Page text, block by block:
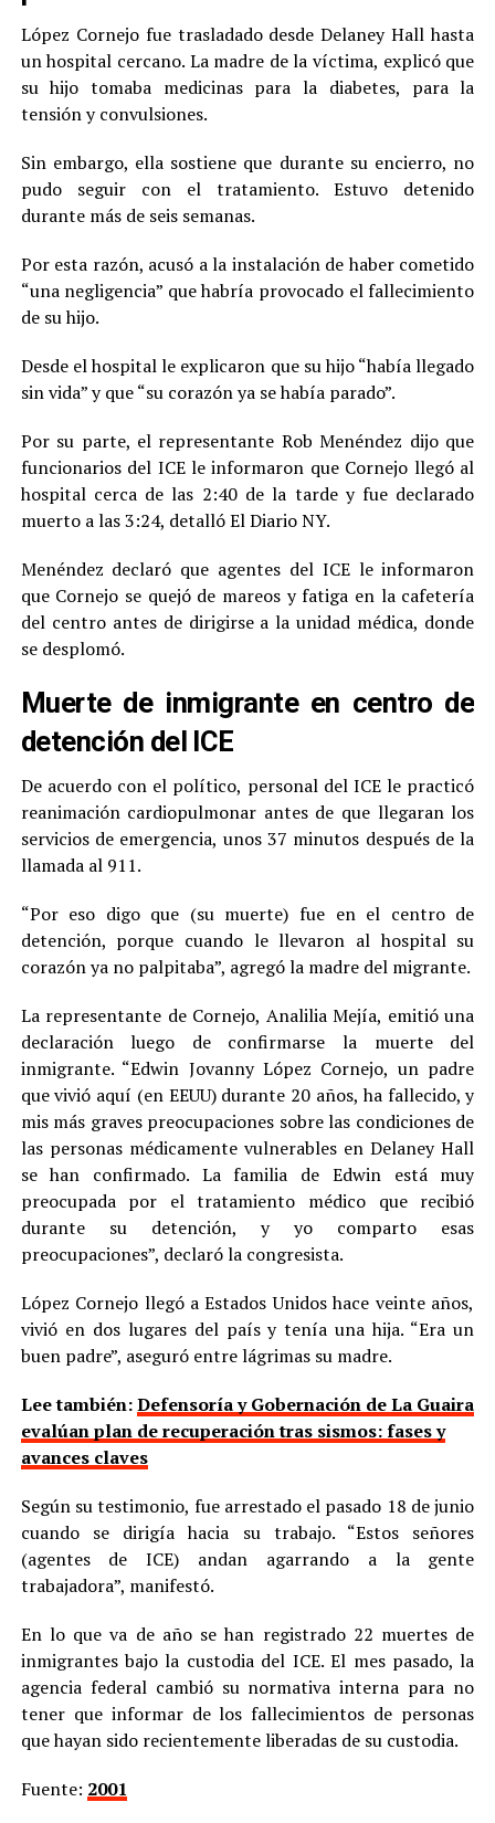
López Cornejo fue trasladado desde Delaney Hall hasta
un hospital cercano. La madre de la víctima, explicó que
su hijo tomaba medicinas para la diabetes, para la
tensión y convulsiones.
Sin embargo, ella sostiene que durante su encierro, no
pudo seguir con el tratamiento. Estuvo detenido
durante más de seis semanas.
Por esta razón, acusó a la instalación de haber cometido
“una negligencia” que habría provocado el fallecimiento
de su hijo.
Desde el hospital le explicaron que su hijo “había llegado
sin vida” y que “su corazón ya se había parado”.
Por su parte, el representante Rob Menéndez dijo que
funcionarios del ICE le informaron que Cornejo llegó al
hospital cerca de las 2:40 de la tarde y fue declarado
muerto a las 3:24, detalló El Diario NY.
Menéndez declaró que agentes del ICE le informaron
que Cornejo se quejó de mareos y fatiga en la cafetería
del centro antes de dirigirse a la unidad médica, donde
se desplomó.
Muerte de inmigrante en centro de
detención del ICE
De acuerdo con el político, personal del ICE le practicó
reanimación cardiopulmonar antes de que llegaran los
servicios de emergencia, unos 37 minutos después de la
llamada al 911.
“Por eso digo que (su muerte) fue en el centro de
detención, porque cuando le llevaron al hospital su
corazón ya no palpitaba”, agregó la madre del migrante.
La representante de Cornejo, Analilia Mejía, emitió una
declaración luego de confirmarse la muerte del
inmigrante. “Edwin Jovanny López Cornejo, un padre
que vivió aquí (en EEUU) durante 20 años, ha fallecido, y
mis más graves preocupaciones sobre las condiciones de
las personas médicamente vulnerables en Delaney Hall
se han confirmado. La familia de Edwin está muy
preocupada por el tratamiento médico que recibió
durante su detención, y yo comparto esas
preocupaciones”, declaró la congresista.
López Cornejo llegó a Estados Unidos hace veinte años,
vivió en dos lugares del país y tenía una hija. “Era un
buen padre”, aseguró entre lágrimas su madre.
Lee también:Defensoría y Gobernación de La Guaira
evalúan plan de recuperación tras sismos: fases y
avances claves
Según su testimonio, fue arrestado el pasado 18 de junio
cuando se dirigía hacia su trabajo. “Estos señores
(agentes de ICE) andan agarrando a la gente
trabajadora”, manifestó.
En lo que va de año se han registrado 22 muertes de
inmigrantes bajo la custodia del ICE. El mes pasado, la
agencia federal cambió su normativa interna para no
tener que informar de los fallecimientos de personas
que hayan sido recientemente liberadas de su custodia.
Fuente: 2001